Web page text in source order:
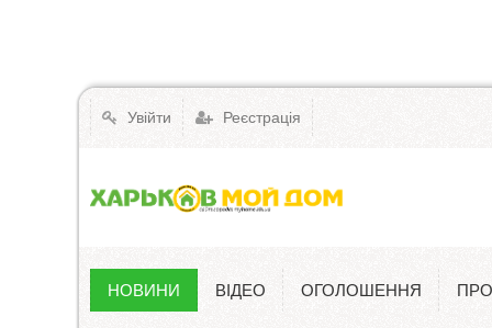
Увійти Реєстрація
Новини
НОВИНИ ВІДЕО ОГОЛОШЕННЯ